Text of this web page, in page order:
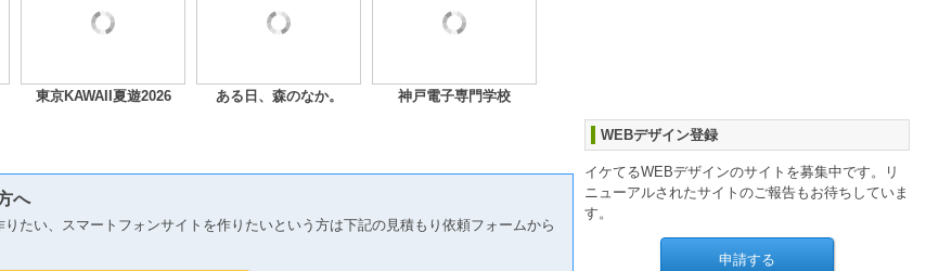
東京KAWAII夏遊2026 ある日、森のなか。 神戸電子専門学校
へ
たい、スマートフォンサイトを作りたいという方は下記の見積もり依頼フォームから
WEBデザイン登録
イケてるWEBデザインのサイトを募集中です。リ
ニューアルされたサイトのご報告もお待ちしていま
す。